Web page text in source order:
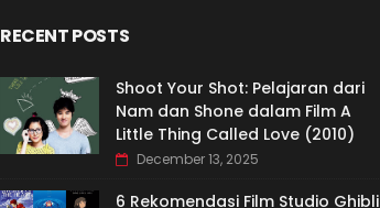
RECENT POSTS
Shoot Your Shot: Pelajaran dari
Nam dan Shone dalam Film A
Little Thing Called Love (2010)
December 13, 2025
6 Rekomendasi Film Studio Ghibli